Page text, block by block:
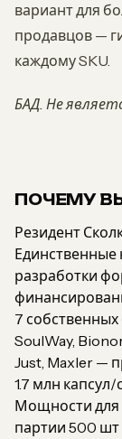
вариант для
продавцов —
каждому SKU.
БАД. Не
ПОЧЕМУ
Резидент
разработки
7
SoulWay,
Just, Maxler —
1.7 млн капсул/
Мощности для
партии 500 шт